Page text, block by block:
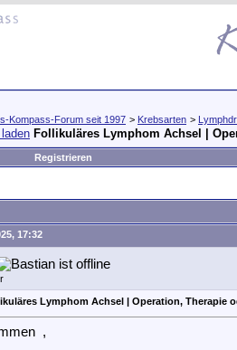
Kompass-Forum seit 1997 > Krebsarten >
Follikuläres Lymphom Achsel |
Registrieren
17:32
Lymphom Achsel | Operation, Therapie
,